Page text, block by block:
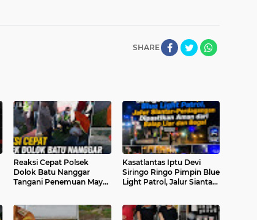
SHARE
Reaksi Cepat Polsek
Dolok Batu Nanggar
Tangani Penemuan Mayat
Kasatlantas Iptu Devi
Siringo Ringo Pimpin Blue
Light Patrol, Jalur Siantar–
Begal